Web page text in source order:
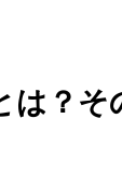
は？そ